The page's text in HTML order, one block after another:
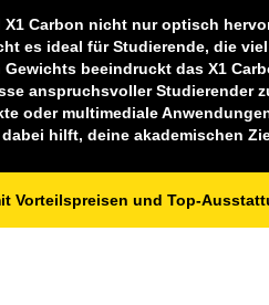
Carbon nicht nur optisch
es ideal für Studierende, die
beeindruckt das X1
anspruchsvoller Studierender
oder multimediale
hilft, deine akademischen
Vorteilspreisen und Top-